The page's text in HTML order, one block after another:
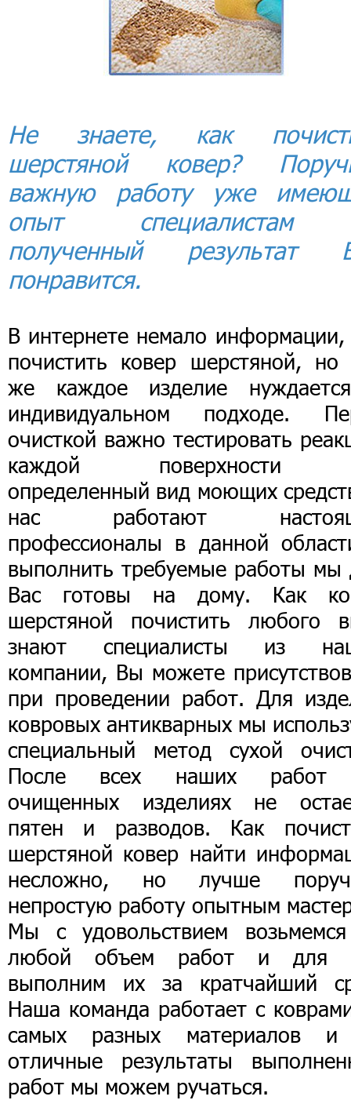
Не знаете, как
шерстяной ковер?
важную работу уже
опыт
полученный результат
понравится.
В интернете немало информации,
почистить ковер шерстяной, но
же каждое изделие
индивидуальном подходе.
очисткой важно тестировать
каждой поверхности
определенный вид моющих
нас работают
профессионалы в данной
выполнить требуемые работы мы
Вас готовы на дому. Как
шерстяной почистить любого
знают специалисты из
компании, Вы можете
при проведении работ. Для
ковровых антикварных мы
специальный метод сухой
После всех наших работ
очищенных изделиях не
пятен и разводов. Как
шерстяной ковер найти
несложно, но лучше
непростую работу опытным
Мы с удовольствием
любой объем работ и для
выполним их за кратчайший
Наша команда работает с
самых разных материалов
отличные результаты
работ мы можем ручаться.